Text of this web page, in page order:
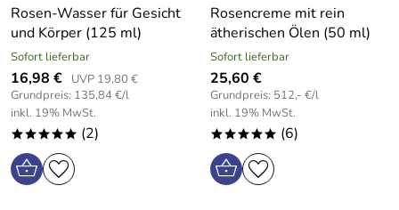
Rosen-Wasser für Gesicht
und Körper (125 ml)
Sofort lieferbar
16,98 €
UVP 19,80 €
Grundpreis: 135,84 €/l
inkl. 19% MwSt.
***** (2)
Rosencreme mit rein
ätherischen Ölen (50 ml)
Sofort lieferbar
25,60 €
Grundpreis: 512,- €/l
inkl. 19% MwSt.
***** (6)